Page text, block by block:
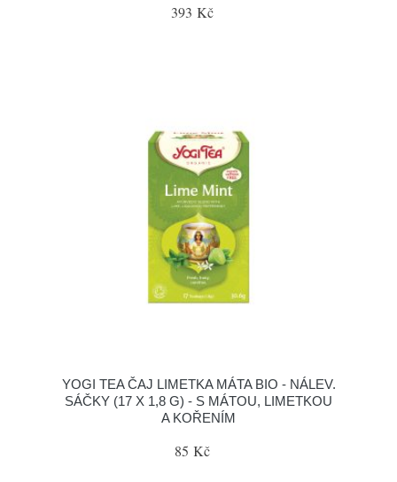
393 Kč
YOGI TEA ČAJ LIMETKA MÁTA BIO - NÁLEV.
SÁČKY (17 X 1,8 G) - S MÁTOU, LIMETKOU
A KOŘENÍM
85 Kč